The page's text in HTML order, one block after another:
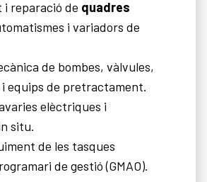
i reparació de quadres
i variadors de
de bombes, vàlvules,
equips de pretractament.
elèctriques i
situ.
de les tasques
de gestió (GMAO).